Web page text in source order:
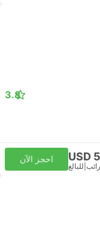
3.8
USD
للبالغ
احجز الآن